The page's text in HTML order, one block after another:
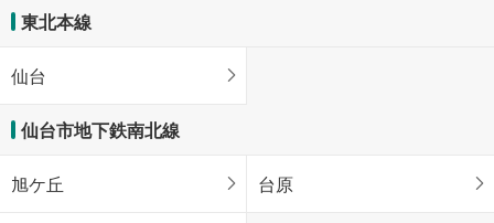
東北本線
仙台
仙台市地下鉄南北線
旭ケ丘 台原